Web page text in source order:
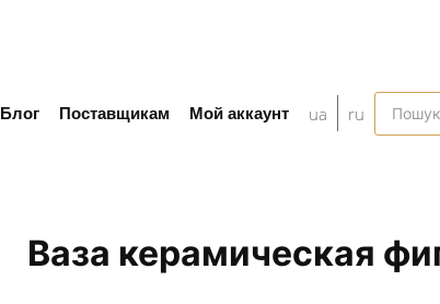
Блог Поставщикам Мой аккаунт ua ru
Поиск
Ваза керамическая